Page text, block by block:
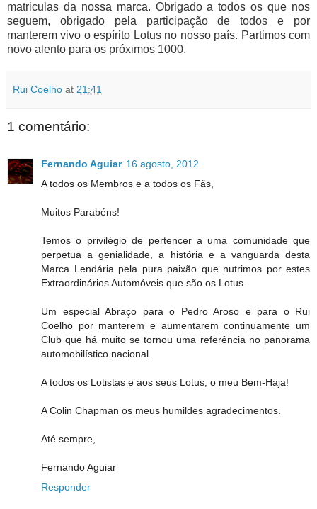
matriculas da nossa marca. Obrigado a todos os que nos
seguem, obrigado pela participação de todos e por
manterem vivo o espírito Lotus no nosso país. Partimos com
novo alento para os próximos 1000.
Rui Coelho at 21:41
1 comentário:
Fernando Aguiar 16 agosto, 2012
A todos os Membros e a todos os Fãs,
Muitos Parabéns!
Temos o privilégio de pertencer a uma comunidade que
perpetua a genialidade, a história e a vanguarda desta
Marca Lendária pela pura paixão que nutrimos por estes
Extraordinários Automóveis que são os Lotus.
Um especial Abraço para o Pedro Aroso e para o Rui
Coelho por manterem e aumentarem continuamente um
Club que há muito se tornou uma referência no panorama
automobilístico nacional.
A todos os Lotistas e aos seus Lotus, o meu Bem-Haja!
A Colin Chapman os meus humildes agradecimentos.
Até sempre,
Fernando Aguiar
Responder